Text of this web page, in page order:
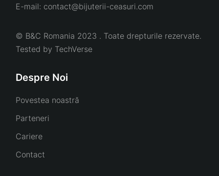
E-mail: contact@bijuterii-ceasuri.com
© B&C Romania 2023 . Toate drepturile rezervate.
Tested by TechVerse
Despre Noi
Povestea noastră
Parteneri
Cariere
Contact